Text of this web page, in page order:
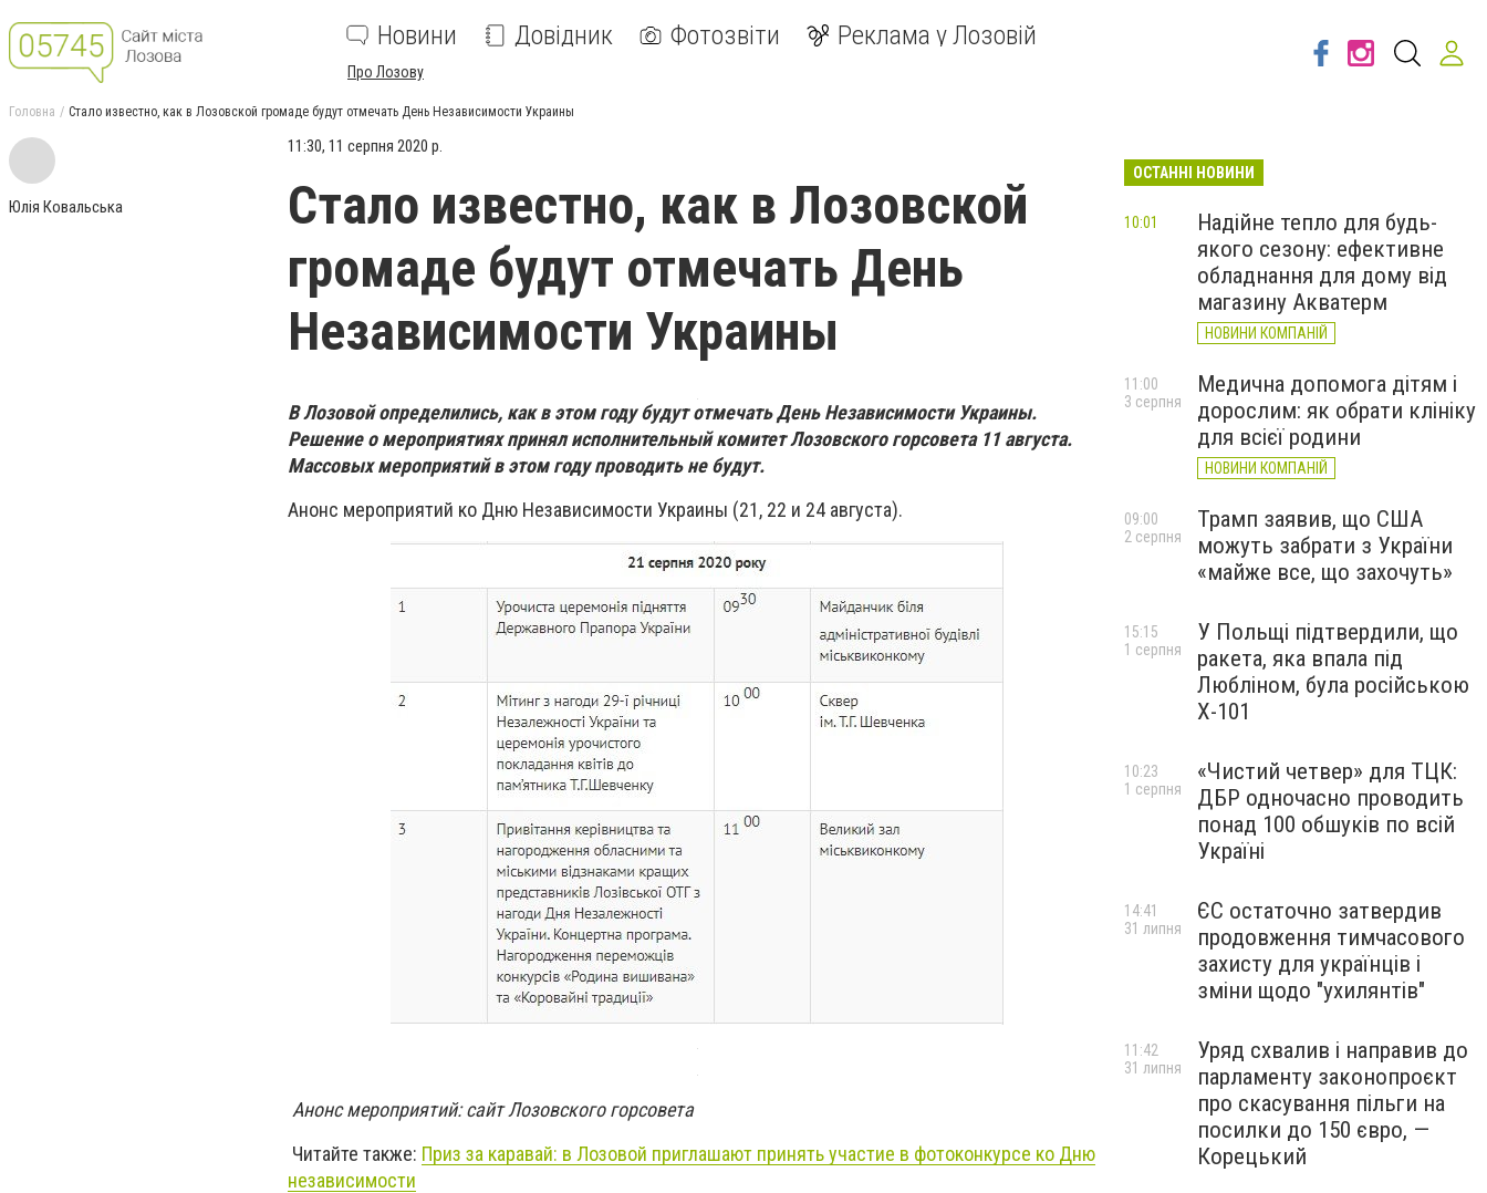
Новини Довідник Фотозвіти Реклама у Лозовій
Про Лозову
Головна Стало известно, как в Лозовской громаде будут отмечать День Независимости Украины
Юлія Ковальська
11:30, 11 серпня 2020 р.
Стало известно, как в Лозовской
громаде будут отмечать День
Независимости Украины
В Лозовой определились, как в этом году будут отмечать День Независимости Украины.
Решение о мероприятиях принял исполнительный комитет Лозовского горсовета 11 августа.
Массовых мероприятий в этом году проводить не будут.
Анонс мероприятий ко Дню Независимости Украины (21, 22 и 24 августа).
Анонс мероприятий: сайт Лозовского горсовета
Читайте также: Приз за каравай: в Лозовой приглашают принять участие в фотоконкурсе ко Дню
независимости
ОСТАННІ НОВИНИ
Надійне тепло для будь-
якого сезону: ефективне
обладнання для дому від
магазину Акватерм
НОВИНИ КОМПАНІЙ
10:01
Медична допомога дітям і
дорослим: як обрати клініку
для всієї родини
НОВИНИ КОМПАНІЙ
11:00
3 серпня
Трамп заявив, що США
можуть забрати з України
«майже все, що захочуть»
09:00
2 серпня
У Польщі підтвердили, що
ракета, яка впала під
Любліном, була російською
Х-101
15:15
1 серпня
«Чистий четвер» для ТЦК:
ДБР одночасно проводить
понад 100 обшуків по всій
Україні
10:23
1 серпня
ЄС остаточно затвердив
продовження тимчасового
захисту для українців і
зміни щодо "ухилянтів"
14:41
31 липня
Уряд схвалив і направив до
парламенту законопроєкт
про скасування пільги на
посилки до 150 євро, —
Корецький
11:42
31 липня